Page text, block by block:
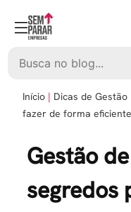
content
Início Dicas de Gestão
fazer de forma eficiente
Gestão
segredos